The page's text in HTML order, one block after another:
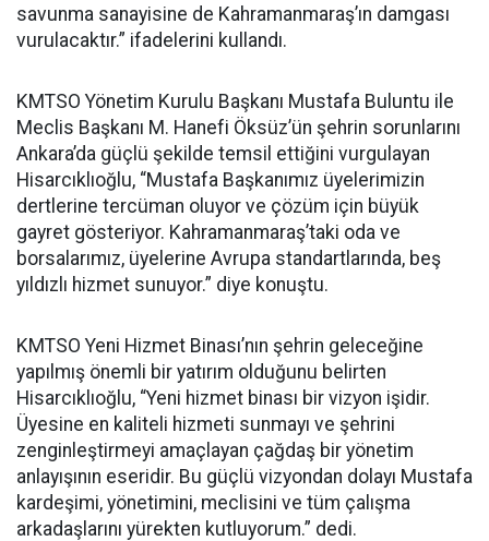
savunma sanayisine de Kahramanmaraş’ın damgası
vurulacaktır.” ifadelerini kullandı.
KMTSO Yönetim Kurulu Başkanı Mustafa Buluntu ile
Meclis Başkanı M. Hanefi Öksüz’ün şehrin sorunlarını
Ankara’da güçlü şekilde temsil ettiğini vurgulayan
Hisarcıklıoğlu, “Mustafa Başkanımız üyelerimizin
dertlerine tercüman oluyor ve çözüm için büyük
gayret gösteriyor. Kahramanmaraş’taki oda ve
borsalarımız, üyelerine Avrupa standartlarında, beş
yıldızlı hizmet sunuyor.” diye konuştu.
KMTSO Yeni Hizmet Binası’nın şehrin geleceğine
yapılmış önemli bir yatırım olduğunu belirten
Hisarcıklıoğlu, “Yeni hizmet binası bir vizyon işidir.
Üyesine en kaliteli hizmeti sunmayı ve şehrini
zenginleştirmeyi amaçlayan çağdaş bir yönetim
anlayışının eseridir. Bu güçlü vizyondan dolayı Mustafa
kardeşimi, yönetimini, meclisini ve tüm çalışma
arkadaşlarını yürekten kutluyorum.” dedi.